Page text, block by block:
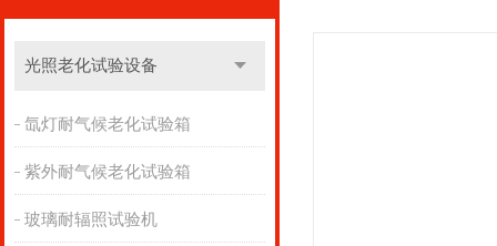
光照老化试验设备
氙灯耐气候老化试验箱
紫外耐气候老化试验箱
玻璃耐辐照试验机